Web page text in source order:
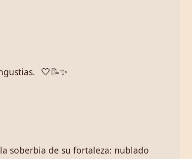
🤍 📝✨
soberbia de su fortaleza: nublado